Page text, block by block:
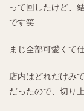
って回したけど、
です笑
まじ全部可愛くて
店内はどれだけみ
だったので、切り